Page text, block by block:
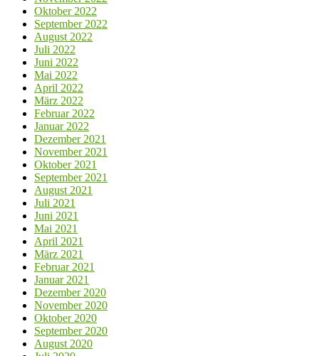
Oktober 2022
September 2022
August 2022
Juli 2022
Juni 2022
Mai 2022
April 2022
März 2022
Februar 2022
Januar 2022
Dezember 2021
November 2021
Oktober 2021
September 2021
August 2021
Juli 2021
Juni 2021
Mai 2021
April 2021
März 2021
Februar 2021
Januar 2021
Dezember 2020
November 2020
Oktober 2020
September 2020
August 2020